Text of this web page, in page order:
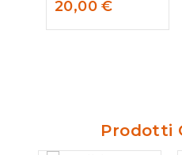
out
of
20,00€
Prodotti